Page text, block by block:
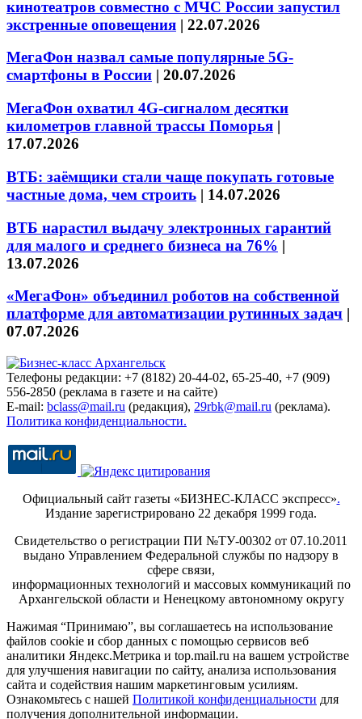
кинотеатров совместно с МЧС России запустил
экстренные оповещения | 22.07.2026
МегаФон назвал самые популярные 5G-
смартфоны в России | 20.07.2026
МегаФон охватил 4G-сигналом десятки
километров главной трассы Поморья |
17.07.2026
ВТБ: заёмщики стали чаще покупать готовые
частные дома, чем строить | 14.07.2026
ВТБ нарастил выдачу электронных гарантий
для малого и среднего бизнеса на 76% |
13.07.2026
«МегаФон» объединил роботов на собственной
платформе для автоматизации рутинных задач |
07.07.2026
Телефоны редакции: +7 (8182) 20-44-02, 65-25-40, +7 (909)
556-2850 (реклама в газете и на сайте)
E-mail: bclass@mail.ru (редакция), 29rbk@mail.ru (реклама).
Политика конфиденциальности.
Официальный сайт газеты «БИЗНЕС-КЛАСС экспресс».
Издание зарегистрировано 22 декабря 1999 года.
Свидетельство о регистрации ПИ №ТУ-00302 от 07.10.2011
выдано Управлением Федеральной службы по надзору в
сфере связи,
информационных технологий и массовых коммуникаций по
Архангельской области и Ненецкому автономному округу
Нажимая “Принимаю”, вы соглашаетесь на использование
файлов cookie и сбор данных с помощью сервисов веб
аналитики Яндекс.Метрика и top.mail.ru на вашем устройстве
для улучшения навигации по сайту, анализа использования
сайта и содействия нашим маркетинговым усилиям.
Ознакомьтесь с нашей Политикой конфиденциальности для
получения дополнительной информации.